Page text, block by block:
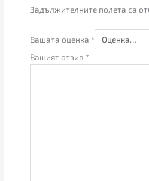
Задължителните полета са
Вашата оценка *
Вашият отзив *